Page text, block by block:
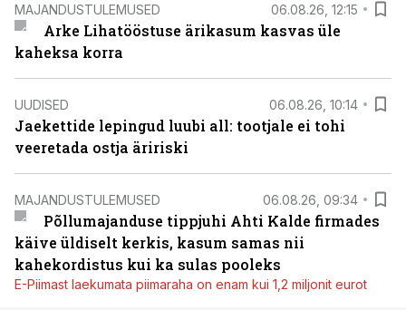
MAJANDUSTULEMUSED 06.08.26, 12:15
Arke Lihatööstuse ärikasum kasvas üle
kaheksa korra
UUDISED 06.08.26, 10:14
Jaekettide lepingud luubi all: tootjale ei tohi
veeretada ostja äririski
MAJANDUSTULEMUSED 06.08.26, 09:34
Põllumajanduse tippjuhi Ahti Kalde firmades
käive üldiselt kerkis, kasum samas nii
kahekordistus kui ka sulas pooleks
E-Piimast laekumata piimaraha on enam kui 1,2 miljonit eurot